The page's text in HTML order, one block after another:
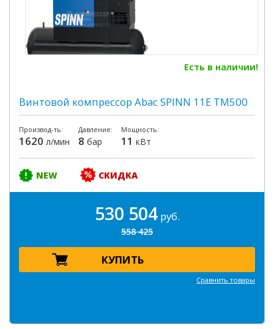
Есть в наличии!
Винтовой компрессор Abac SPINN 11E TM500
Производ-ть:
1620 л/мин
Давление:
8 бар
Мощность:
11 кВт
NEW СКИДКА
530 504руб.
558 425
КУПИТЬ
Сравнить товары